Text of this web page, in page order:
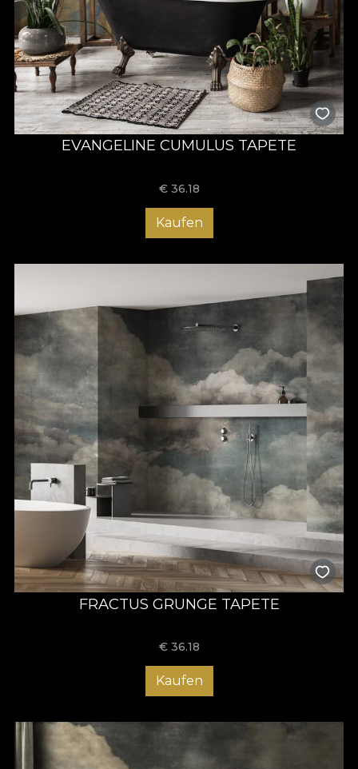
EVANGELINE CUMULUS TAPETE
€ 36.18
Kaufen
FRACTUS GRUNGE TAPETE
€ 36.18
Kaufen